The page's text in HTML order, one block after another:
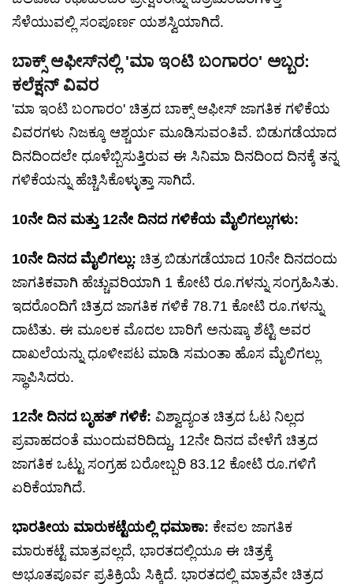
ಸೆಳೆಯುವಲ್ಲಿ ಸಂಪೂರ್ಣ ಯಶಸ್ವಿಯಾಗಿದೆ.
ಬಾಕ್ಸ್ ಆಫೀಸ್‌ನಲ್ಲಿ 'ಮಾ ಇಂಟಿ ಬಂಗಾರಂ' ಅಬ್ಬರ:
ಕಲೆಕ್ಷನ್ ವಿವರ
'ಮಾ ಇಂಟಿ ಬಂಗಾರಂ' ಚಿತ್ರದ ಬಾಕ್ಸ್ ಆಫೀಸ್ ಜಾಗತಿಕ ಗಳಿಕೆಯ
ವಿವರಗಳು ನಿಜಕ್ಕೂ ಆಶ್ಚರ್ಯ ಮೂಡಿಸುವಂತಿವೆ. ಬಿಡುಗಡೆಯಾದ
ದಿನದಿಂದಲೇ ಧೂಳೆಬ್ಬಿಸುತ್ತಿರುವ ಈ ಸಿನಿಮಾ ದಿನದಿಂದ ದಿನಕ್ಕೆ ತನ್ನ
ಗಳಿಕೆಯನ್ನು ಹೆಚ್ಚಿಸಿಕೊಳ್ಳುತ್ತಾ ಸಾಗಿದೆ.
10ನೇ ದಿನ ಮತ್ತು 12ನೇ ದಿನದ ಗಳಿಕೆಯ ಮೈಲಿಗಲ್ಲುಗಳು:
10ನೇ ದಿನದ ಮೈಲಿಗಲ್ಲು: ಚಿತ್ರ ಬಿಡುಗಡೆಯಾದ 10ನೇ ದಿನದಂದು
ಜಾಗತಿಕವಾಗಿ ಹೆಚ್ಚುವರಿಯಾಗಿ 1 ಕೋಟಿ ರೂ.ಗಳನ್ನು ಸಂಗ್ರಹಿಸಿತು.
ಇದರೊಂದಿಗೆ ಚಿತ್ರದ ಜಾಗತಿಕ ಗಳಿಕೆ 78.71 ಕೋಟಿ ರೂ.ಗಳನ್ನು
ದಾಟಿತು. ಈ ಮೂಲಕ ಮೊದಲ ಬಾರಿಗೆ ಅನುಷ್ಕಾ ಶೆಟ್ಟಿ ಅವರ
ದಾಖಲೆಯನ್ನು ಧೂಳೀಪಟ ಮಾಡಿ ಸಮಂತಾ ಹೊಸ ಮೈಲಿಗಲ್ಲು
ಸ್ಥಾಪಿಸಿದರು.
12ನೇ ದಿನದ ಬೃಹತ್ ಗಳಿಕೆ: ವಿಶ್ವಾದ್ಯಂತ ಚಿತ್ರದ ಓಟ ನಿಲ್ಲದ
ಪ್ರವಾಹದಂತೆ ಮುಂದುವರಿದಿದ್ದು, 12ನೇ ದಿನದ ವೇಳೆಗೆ ಚಿತ್ರದ
ಜಾಗತಿಕ ಒಟ್ಟು ಸಂಗ್ರಹ ಬರೋಬ್ಬರಿ 83.12 ಕೋಟಿ ರೂ.ಗಳಿಗೆ
ಏರಿಕೆಯಾಗಿದೆ.
ಭಾರತೀಯ ಮಾರುಕಟ್ಟೆಯಲ್ಲಿ ಧಮಾಕಾ: ಕೇವಲ ಜಾಗತಿಕ
ಮಾರುಕಟ್ಟೆ ಮಾತ್ರವಲ್ಲದೆ, ಭಾರತದಲ್ಲಿಯೂ ಈ ಚಿತ್ರಕ್ಕೆ
ಅಭೂತಪೂರ್ವ ಪ್ರತಿಕ್ರಿಯೆ ಸಿಕ್ಕಿದೆ. ಭಾರತದಲ್ಲಿ ಮಾತ್ರವೇ ಚಿತ್ರದ